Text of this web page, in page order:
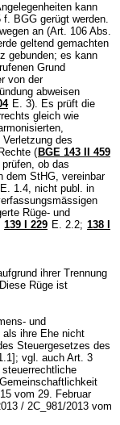
kann
BGG gerügt werden.
an (Art. 106 Abs.
geltend gemachten
gebunden; es kann
Grund
von der
abweisen
E. 3). Es prüft die
gleich wie
des
( BGE 143 II 459
ob das
dem StHG, vereinbar
1.4, nicht publ. in
Rüge- und
139 I 229 E. 2.2; 138 I
ihrer Trennung
Rüge ist
und
als ihre Ehe nicht
Steuergesetzes des
vgl. auch Art. 3
vom 29. Februar
/ 2C_981/2013 vom